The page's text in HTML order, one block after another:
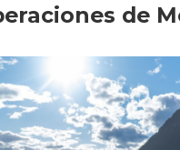
de